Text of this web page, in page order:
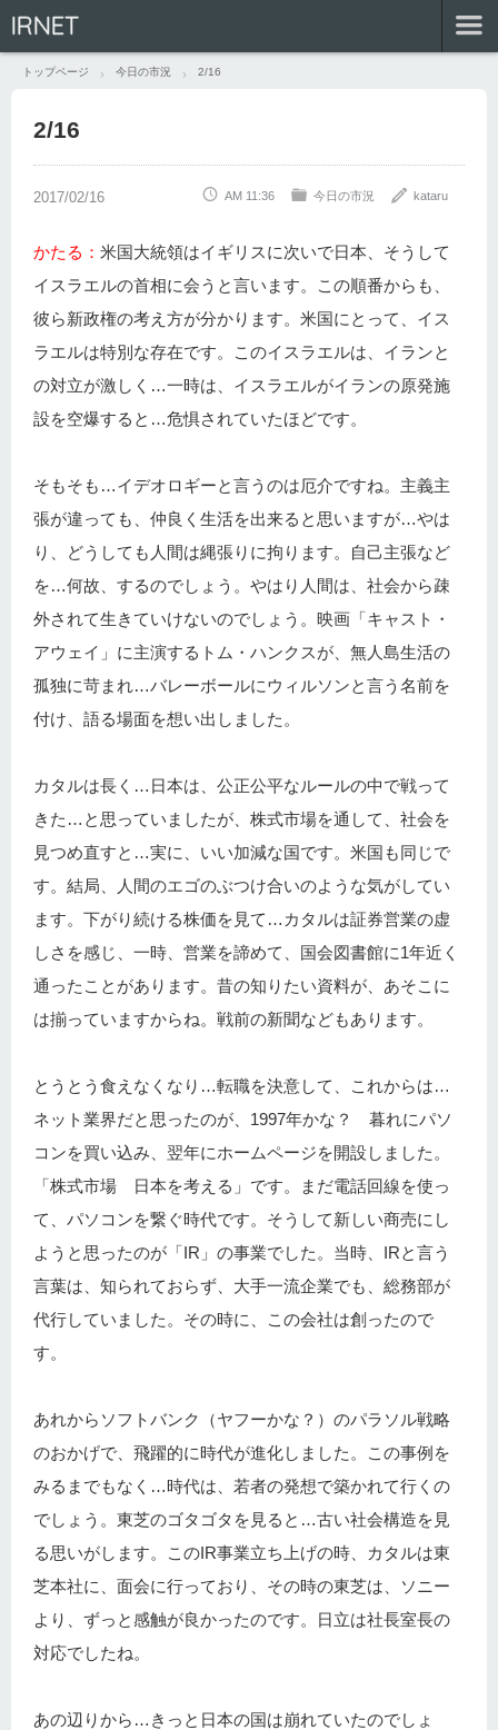
IRNET
トップページ 今日の市況 2/16
2/16
AM 11:36 今日の市況 kataru
かたる： 米国大統領はイギリスに次いで日本、そうして
イスラエルの首相に会うと言います。この順番からも、
彼ら新政権の考え方が分かります。米国にとって、イス
ラエルは特別な存在です。このイスラエルは、イランと
の対立が激しく…一時は、イスラエルがイランの原発施
設を空爆すると…危惧されていたほどです。
そもそも…イデオロギーと言うのは厄介ですね。主義主
張が違っても、仲良く生活を出来ると思いますが…やは
り、どうしても人間は縄張りに拘ります。自己主張など
を…何故、するのでしょう。やはり人間は、社会から疎
外されて生きていけないのでしょう。映画「キャスト・
アウェイ」に主演するトム・ハンクスが、無人島生活の
孤独に苛まれ…バレーボールにウィルソンと言う名前を
付け、語る場面を想い出しました。
カタルは長く…日本は、公正公平なルールの中で戦って
きた…と思っていましたが、株式市場を通して、社会を
見つめ直すと…実に、いい加減な国です。米国も同じで
す。結局、人間のエゴのぶつけ合いのような気がしてい
ます。下がり続ける株価を見て…カタルは証券営業の虚
しさを感じ、一時、営業を諦めて、国会図書館に1年近く
通ったことがあります。昔の知りたい資料が、あそこに
は揃っていますからね。戦前の新聞などもあります。
とうとう食えなくなり…転職を決意して、これからは…
ネット業界だと思ったのが、1997年かな？ 暮れにパソ
コンを買い込み、翌年にホームページを開設しました。
「株式市場 日本を考える」です。まだ電話回線を使っ
て、パソコンを繋ぐ時代です。そうして新しい商売にし
ようと思ったのが「IR」の事業でした。当時、IRと言う
言葉は、知られておらず、大手一流企業でも、総務部が
代行していました。その時に、この会社は創ったので
す。
あれからソフトバンク（ヤフーかな？）のパラソル戦略
のおかげで、飛躍的に時代が進化しました。この事例を
みるまでもなく…時代は、若者の発想で築かれて行くの
でしょう。東芝のゴタゴタを見ると…古い社会構造を見
る思いがします。このIR事業立ち上げの時、カタルは東
芝本社に、面会に行っており、その時の東芝は、ソニー
より、ずっと感触が良かったのです。日立は社長室長の
対応でしたね。
あの辺りから…きっと日本の国は崩れていたのでしょ